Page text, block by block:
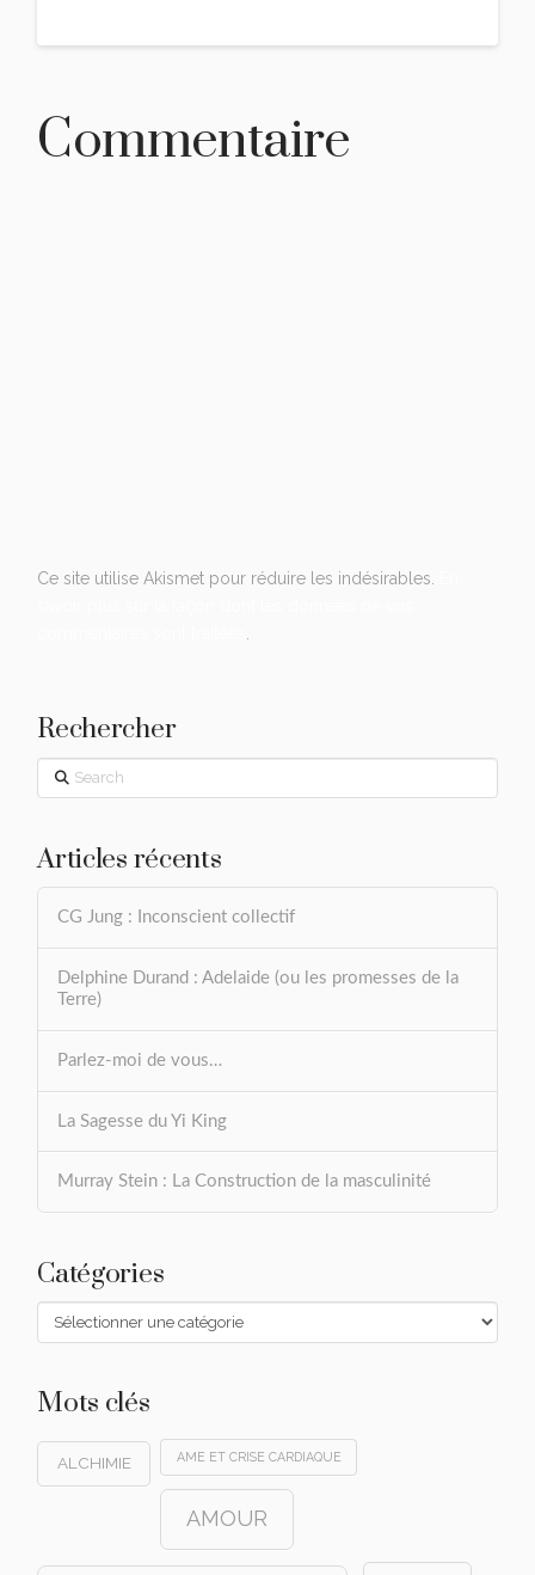
Commentaire
Ce site utilise Akismet pour réduire les indésirables.
Rechercher
Search
Articles récents
CG Jung : Inconscient collectif
Delphine Durand : Adelaide (ou les promesses de la
Terre)
Parlez-moi de vous…
La Sagesse du Yi King
Murray Stein : La Construction de la masculinité
Catégories
Catégories
Mots clés
ALCHIMIE AME ET CRISE CARDIAQUE
AMOUR